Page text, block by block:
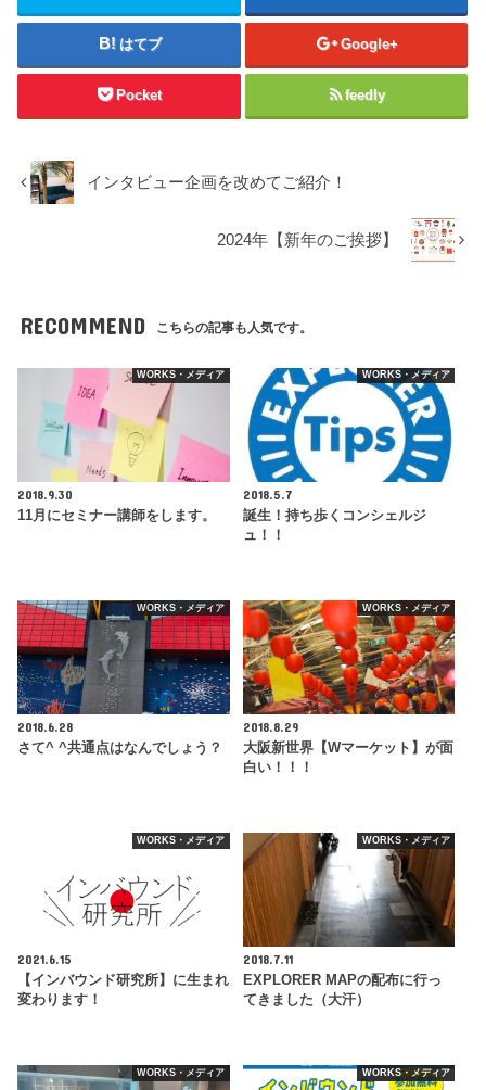
はてブ Google+
Pocket feedly
インタビュー企画を改めてご紹介！
2024年【新年のご挨拶】
RECOMMEND こちらの記事も人気です。
WORKS・メディア
2018.9.30
11月にセミナー講師をします。
WORKS・メディア
2018.5.7
誕生！持ち歩くコンシェルジ
ュ！！
WORKS・メディア
2018.6.28
さて^ ^共通点はなんでしょう？
WORKS・メディア
2018.8.29
大阪新世界【Wマーケット】が面
白い！！！
WORKS・メディア
2021.6.15
【インバウンド研究所】に生まれ
変わります！
WORKS・メディア
2018.7.11
EXPLORER MAPの配布に行っ
てきました（大汗）
WORKS・メディア WORKS・メディア